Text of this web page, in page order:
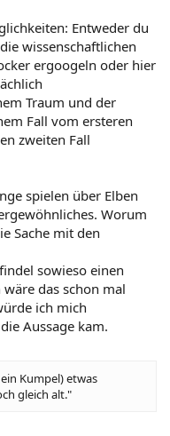
Entweder du
wissenschaftlichen
ergoogeln oder hier
Traum und der
Fall vom ersteren
zweiten Fall
spielen über Elben
Worum
Sache mit den
sowieso einen
das schon mal
ich mich
Aussage kam.
Kumpel) etwas
gleich alt."